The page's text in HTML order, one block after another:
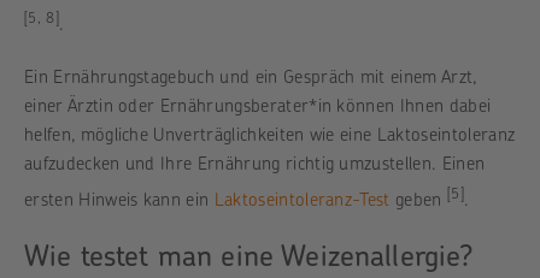
[5, 8].
Ein Ernährungstagebuch und ein Gespräch mit einem Arzt,
einer Ärztin oder Ernährungsberater*in können Ihnen dabei
helfen, mögliche Unverträglichkeiten wie eine Laktoseintoleranz
aufzudecken und Ihre Ernährung richtig umzustellen. Einen
ersten Hinweis kann ein Laktoseintoleranz-Test geben [5].
Wie testet man eine Weizenallergie?